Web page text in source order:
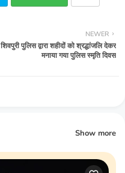
NEWER
शिवपुरी पुलिस द्वारा शहीदों को श्रद्धांजलि देकर
मनाया गया पुलिस स्मृति दिवस
Show more